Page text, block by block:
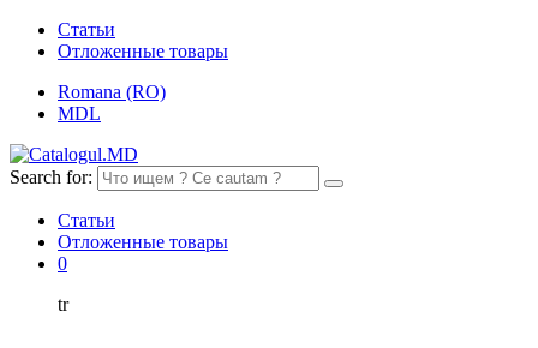
Статьи
Отложенные товары
Romana (RO)
MDL
Search for:
Статьи
Отложенные товары
0
tr